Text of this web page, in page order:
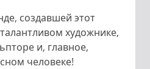
создавшей этот
художнике,
и, главное,
человеке!